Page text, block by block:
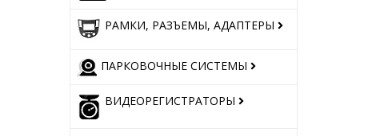
РАМКИ, РАЗЪЕМЫ, АДАПТЕРЫ
ПАРКОВОЧНЫЕ СИСТЕМЫ
ВИДЕОРЕГИСТРАТОРЫ